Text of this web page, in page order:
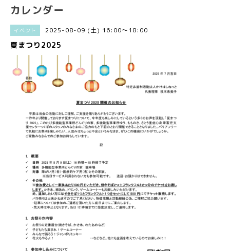
カレンダー
イベント 2025-08-09 (土) 16:00～18:00
夏まつり2025